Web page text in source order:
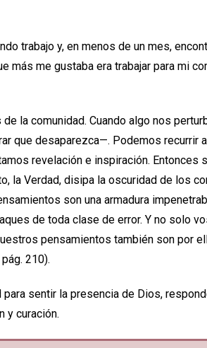
trabajo y, en menos de un mes,
más me gustaba era trabajar para mi
la comunidad. Cuando algo nos
que desaparezca—. Podemos recurrir
revelación e inspiración. Entonces
la Verdad, disipa la oscuridad de los
son una armadura
de toda clase de error. Y no solo
pensamientos también son por
pág. 210).
sentir la presencia de Dios,
y curación.